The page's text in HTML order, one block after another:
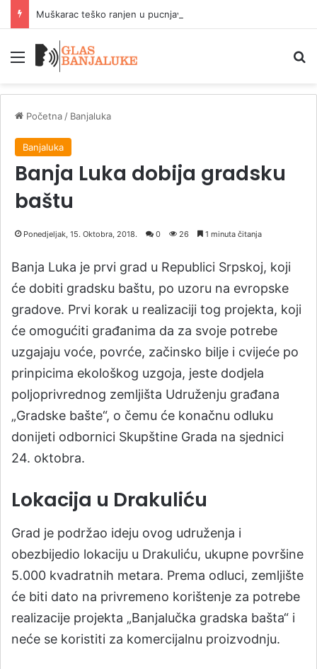
Muškarac teško ranjen u pucnjavi u Brčkom
Meni
Početna / Banjaluka
Banjaluka
Banja Luka dobija gradsku
baštu
Ponedjeljak, 15. Oktobra, 2018. 0 26 1 minuta čitanja
Banja Luka je prvi grad u Republici Srpskoj, koji
će dobiti gradsku baštu, po uzoru na evropske
gradove. Prvi korak u realizaciji tog projekta, koji
će omogućiti građanima da za svoje potrebe
uzgajaju voće, povrće, začinsko bilje i cvijeće po
prinpicima ekološkog uzgoja, jeste dodjela
poljoprivrednog zemljišta Udruženju građana
„Gradske bašte“, o čemu će konačnu odluku
donijeti odbornici Skupštine Grada na sjednici
24. oktobra.
Lokacija u Drakuliću
Grad je podržao ideju ovog udruženja i
obezbijedio lokaciju u Drakuliću, ukupne površine
5.000 kvadratnih metara. Prema odluci, zemljište
će biti dato na privremeno korištenje za potrebe
realizacije projekta „Banjalučka gradska bašta“ i
neće se koristiti za komercijalnu proizvodnju.